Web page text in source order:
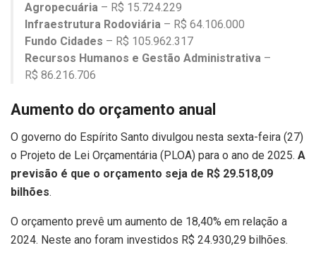
Agropecuária – R$ 15.724.229
Infraestrutura Rodoviária – R$ 64.106.000
Fundo Cidades – R$ 105.962.317
Recursos Humanos e Gestão Administrativa –
R$ 86.216.706
Aumento do orçamento anual
O governo do Espírito Santo divulgou nesta sexta-feira (27)
o Projeto de Lei Orçamentária (PLOA) para o ano de 2025. A
previsão é que o orçamento seja de R$ 29.518,09
bilhões.
O orçamento prevê um aumento de 18,40% em relação a
2024. Neste ano foram investidos R$ 24.930,29 bilhões.